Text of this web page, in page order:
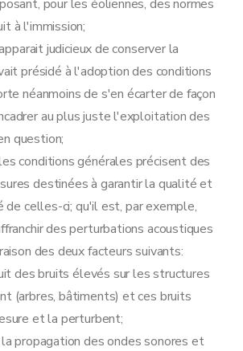
pour les éoliennes, des normes
à l'immission;
judicieux de conserver la
présidé à l'adoption des conditions
néanmoins de s'en écarter de façon
au plus juste l'exploitation des
question;
conditions générales précisent des
destinées à garantir la qualité et
celles-ci; qu'il est, par exemple,
des perturbations acoustiques
des deux facteurs suivants:
des bruits élevés sur les structures
(arbres, bâtiments) et ces bruits
et la perturbent;
propagation des ondes sonores et